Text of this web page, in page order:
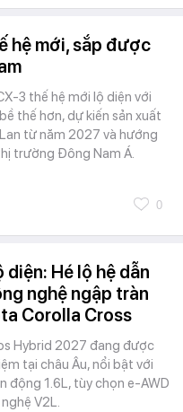
hệ mới, sắp được
3 thế hệ mới lộ diện với
thế hơn, dự kiến sản xuất
từ năm 2027 và hướng
trường Đông Nam Á.
0
Hé lộ hệ dẫn
nghệ ngập tràn
Corolla Cross
Hybrid 2027 đang được
tại châu Âu, nổi bật với
động 1.6L, tùy chọn e-AWD
V2L.